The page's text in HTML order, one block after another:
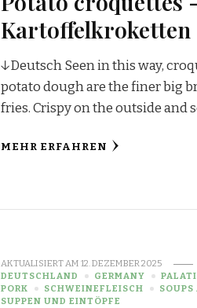
Kartoffelkroketten
↓Deutsch Seen in this way,
potato dough are the finer big
fries. Crispy on the outside and
MEHR ERFAHREN
AKTUALISIERT AM12. DEZEMBER 2025
DEUTSCHLAND
GERMANY
PORK
SCHWEINEFLEISCH
SOUPS
SUPPEN UND EINTÖPFE